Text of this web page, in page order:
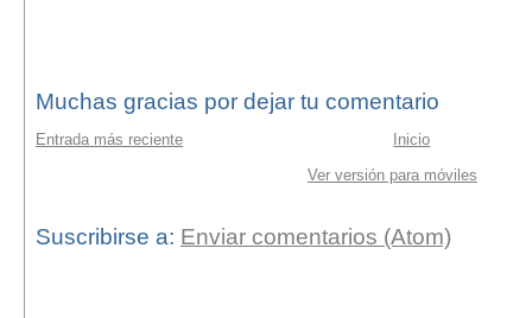
Muchas gracias por dejar tu comentario
Entrada más reciente
Inicio
Ver versión para móviles
Suscribirse a: Enviar comentarios (Atom)